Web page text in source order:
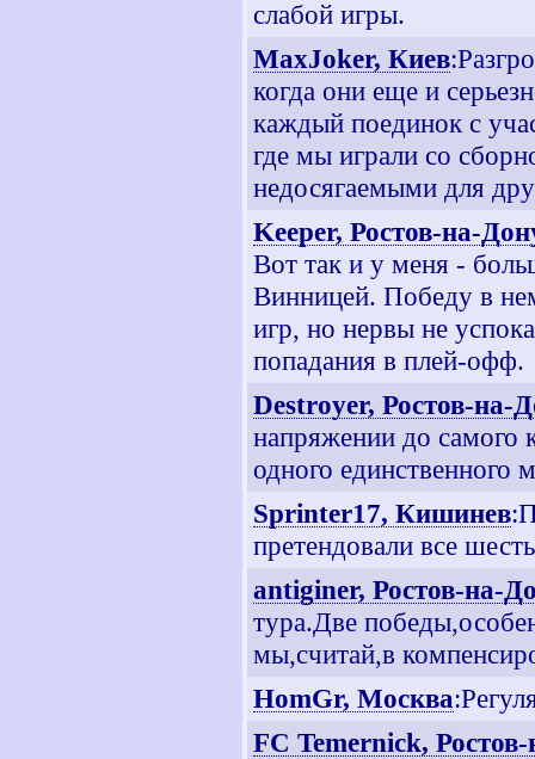
слабой игры.
MaxJoker, Киев
когда они еще и
каждый поединок с
где мы играли со
недосягаемыми для
Keeper, Ростов-на-
Вот так и у меня -
Винницей. Победу в
игр, но нервы не
попадания в плей-офф.
Destroyer, Ростов-на-
напряжении до самого
одного единственного
Sprinter17, Кишинев
претендовали все
antiginer, Ростов-на-
тура.Две
мы,считай,в
HomGr, Москва
FC Temernick,